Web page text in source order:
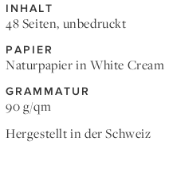
INHALT
48 Seiten, unbedruckt
PAPIER
Naturpapier in White Cream
GRAMMATUR
90 g/qm
Hergestellt in der Schweiz